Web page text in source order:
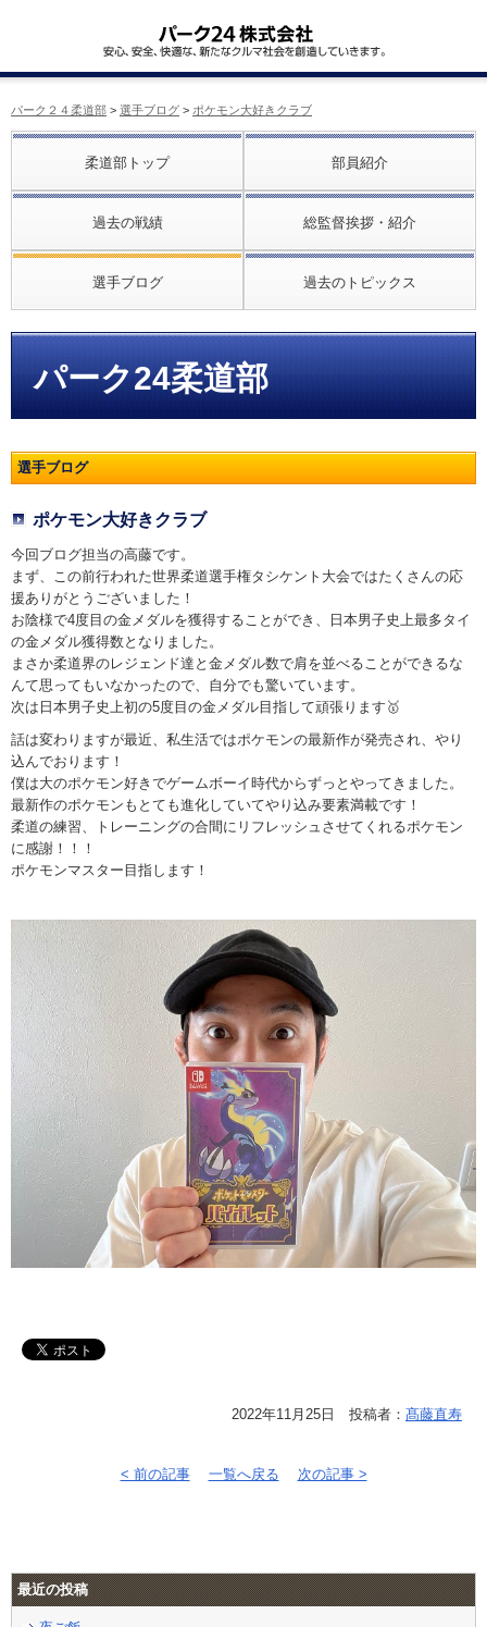
パーク２４柔道部 > 選手ブログ > ポケモン大好きクラブ
柔道部トップ 部員紹介
過去の戦績 総監督挨拶・紹介
選手ブログ 過去のトピックス
パーク24柔道部
選手ブログ
ポケモン大好きクラブ
今回ブログ担当の高藤です。
まず、この前行われた世界柔道選手権タシケント大会ではたくさんの応
援ありがとうございました！
お陰様で4度目の金メダルを獲得することができ、日本男子史上最多タイ
の金メダル獲得数となりました。
まさか柔道界のレジェンド達と金メダル数で肩を並べることができるな
んて思ってもいなかったので、自分でも驚いています。
次は日本男子史上初の5度目の金メダル目指して頑張ります🥇
話は変わりますが最近、私生活ではポケモンの最新作が発売され、やり
込んでおります！
僕は大のポケモン好きでゲームボーイ時代からずっとやってきました。
最新作のポケモンもとても進化していてやり込み要素満載です！
柔道の練習、トレーニングの合間にリフレッシュさせてくれるポケモン
に感謝！！！
ポケモンマスター目指します！
2022年11月25日 投稿者： 髙藤直寿
< 前の記事 一覧へ戻る 次の記事 >
最近の投稿